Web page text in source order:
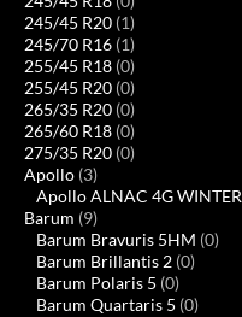
245/45 R20 (1)
245/70 R16 (1)
255/45 R18 (0)
255/45 R20 (0)
265/35 R20 (0)
265/60 R18 (0)
275/35 R20 (0)
Apollo (3)
Apollo ALNAC 4G WINTER
Barum (9)
Barum Bravuris 5HM (0)
Barum Brillantis 2 (0)
Barum Polaris 5 (0)
Barum Quartaris 5 (0)